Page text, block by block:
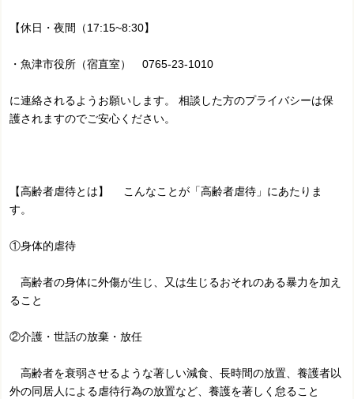
【休日・夜間（17:15~8:30】
・魚津市役所（宿直室） 0765-23-1010
に連絡されるようお願いします。 相談した方のプライバシーは保
護されますのでご安心ください。
【高齢者虐待とは】 こんなことが「高齢者虐待」にあたりま
す。
①身体的虐待
高齢者の身体に外傷が生じ、又は生じるおそれのある暴力を加え
ること
②介護・世話の放棄・放任
高齢者を衰弱させるような著しい減食、長時間の放置、養護者以
外の同居人による虐待行為の放置など、養護を著しく怠ること